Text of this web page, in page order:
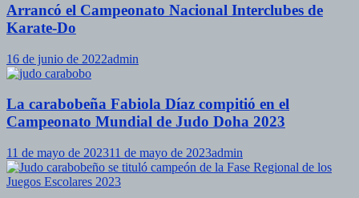
Arrancó el Campeonato Nacional Interclubes de
Karate-Do
16 de junio de 2022admin
La carabobeña Fabiola Díaz compitió en el
Campeonato Mundial de Judo Doha 2023
11 de mayo de 202311 de mayo de 2023admin